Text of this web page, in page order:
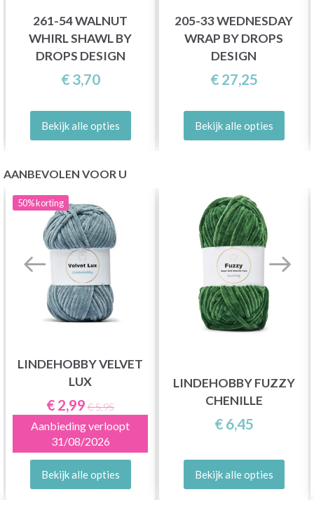
261-54 WALNUT
WHIRL SHAWL BY
DROPS DESIGN
€ 3,70
Bekijk alle opties
205-33 WEDNESDAY
WRAP BY DROPS
DESIGN
€ 27,25
Bekijk alle opties
AANBEVOLEN VOOR U
50%korting
LINDEHOBBY VELVET
LUX
€ 2,99 € 5,95
Aanbieding verloopt
31/08/2026
Bekijk alle opties
LINDEHOBBY FUZZY
CHENILLE
€ 6,45
Bekijk alle opties